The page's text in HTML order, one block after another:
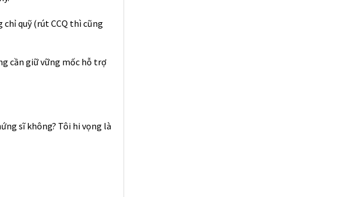
quỹ (rút CCQ thì cũng
cần giữ vững mốc hỗ trợ
sĩ không? Tôi hi vọng là